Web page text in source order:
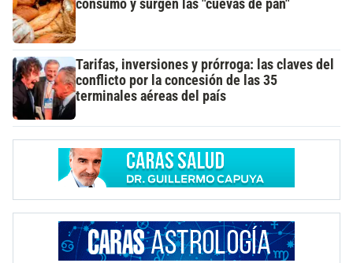
consumo y surgen las "cuevas de pan"
Tarifas, inversiones y prórroga: las claves del
conflicto por la concesión de las 35
terminales aéreas del país